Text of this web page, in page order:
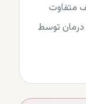
متفاوت
توسط